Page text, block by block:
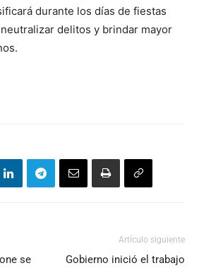
durante los días de fiestas
delitos y brindar mayor
se
Artículo siguiente
Gobierno inició el trabajo